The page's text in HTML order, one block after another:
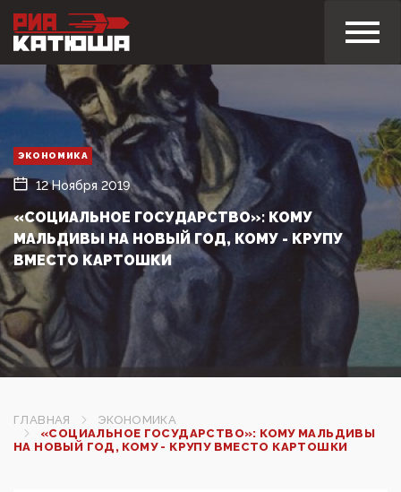
ЭКОНОМИКА
12 Ноября 2019
«СОЦИАЛЬНОЕ ГОСУДАРСТВО»: КОМУ
МАЛЬДИВЫ НА НОВЫЙ ГОД, КОМУ - КРУПУ
ВМЕСТО КАРТОШКИ
ГЛАВНАЯ
ЭКОНОМИКА
«СОЦИАЛЬНОЕ ГОСУДАРСТВО»: КОМУ МАЛЬДИВЫ
НА НОВЫЙ ГОД, КОМУ - КРУПУ ВМЕСТО КАРТОШКИ